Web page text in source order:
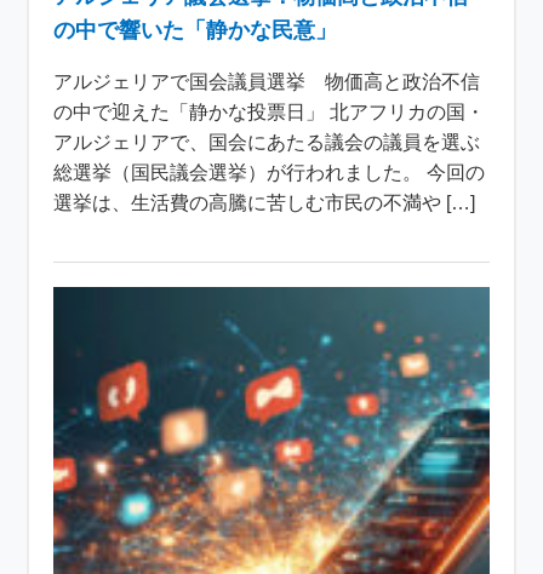
の中で響いた「静かな民意」
アルジェリアで国会議員選挙 物価高と政治不信
の中で迎えた「静かな投票日」 北アフリカの国・
アルジェリアで、国会にあたる議会の議員を選ぶ
総選挙（国民議会選挙）が行われました。 今回の
選挙は、生活費の高騰に苦しむ市民の不満や […]